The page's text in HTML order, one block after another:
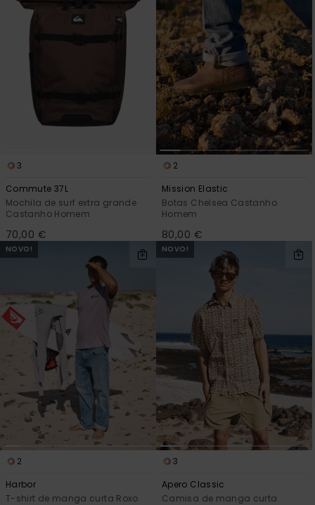
3
Commute 37L
Mochila de surf extra grande
Castanho Homem
70,00 €
2
Mission Elastic
Botas Chelsea Castanho
Homem
80,00 €
NOVO!
2
Harbor
T-shirt de manga curta Roxo
NOVO!
3
Apero Classic
Camisa de manga curta